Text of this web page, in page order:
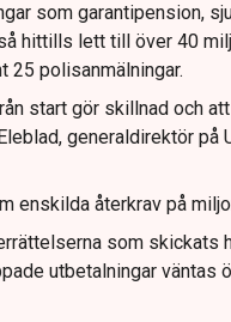
som garantipension,
hittills lett till över 40
25 polisanmälningar.
start gör skillnad och
generaldirektör på
enskilda återkrav på
som skickats
utbetalningar väntas